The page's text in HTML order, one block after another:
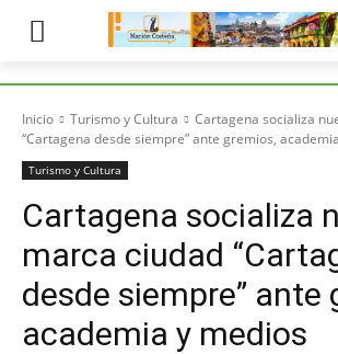
Inicio Turismo y Cultura
Cartagena socializa
“Cartagena desde siempre” ante gremios,
Turismo y Cultura
Cartagena socializa
marca ciudad
desde siempre” ante
academia y medios